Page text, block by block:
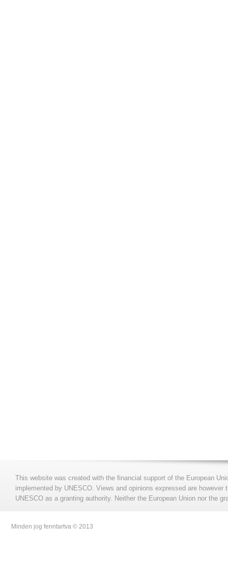
This website was created with the financial support of the European
implemented by UNESCO. Views and opinions expressed are
UNESCO as a granting authority. Neither the European Union nor the
Minden jog fenntartva © 2013